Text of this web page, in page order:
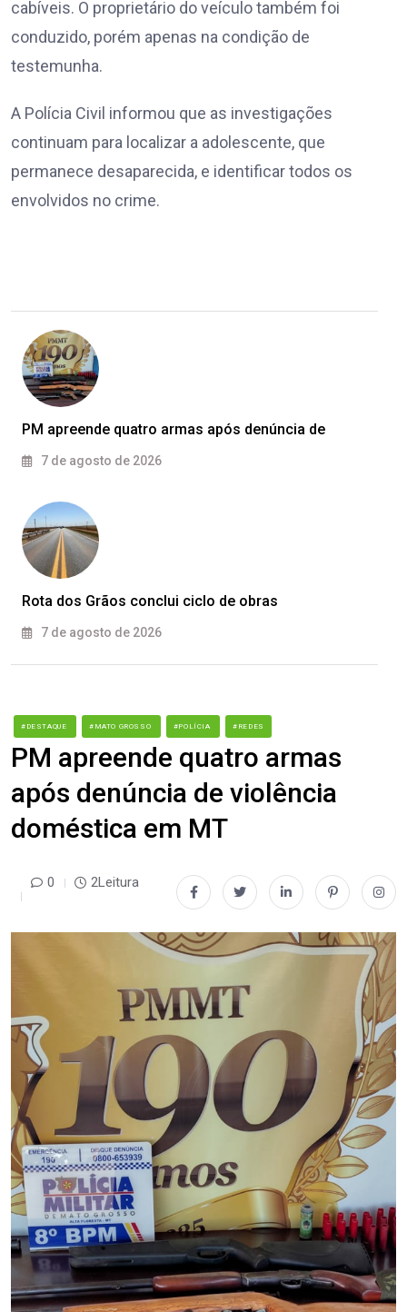
cabíveis. O proprietário do veículo também foi
conduzido, porém apenas na condição de
testemunha.
A Polícia Civil informou que as investigações
continuam para localizar a adolescente, que
permanece desaparecida, e identificar todos os
envolvidos no crime.
PM apreende quatro armas após denúncia de
7 de agosto de 2026
Rota dos Grãos conclui ciclo de obras
7 de agosto de 2026
#DESTAQUE #MATO GROSSO #POLÍCIA #REDES
PM apreende quatro armas
após denúncia de violência
doméstica em MT
0 2Leitura